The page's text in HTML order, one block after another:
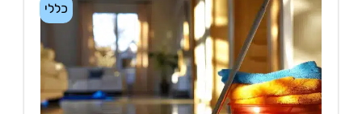
כללי